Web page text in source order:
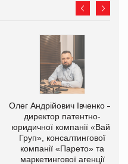
Олег Андрійович Івченко —
директор патентно-
юридичної компанії «Вайз
Груп», консалтингової
компанії «Парето» та
маркетингової агенції